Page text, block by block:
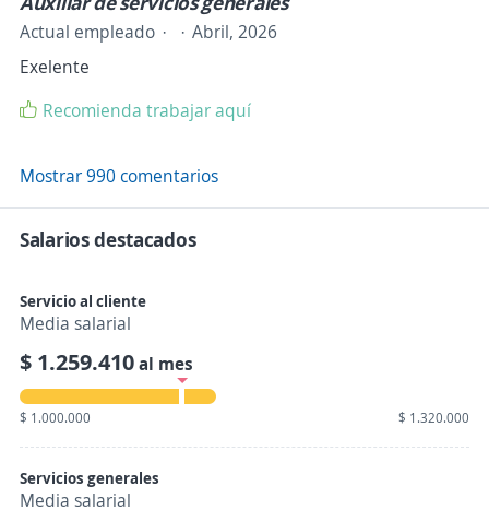
Actual empleado
Abril, 2026
Exelente
Recomienda trabajar aquí
Mostrar 990 comentarios
Salarios destacados
Servicio al cliente
Media salarial
$ 1.259.410al mes
$ 1.000.000 $ 1.320.000
Servicios generales
Media salarial